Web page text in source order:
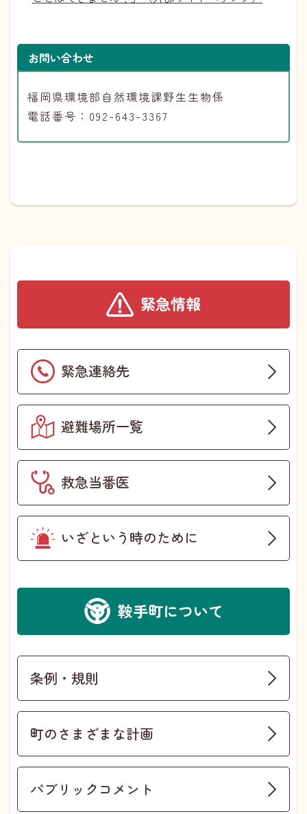
お問い合わせ
福岡県環境部自然環境課野生生物係
電話番号：092-643-3367
緊急情報
緊急連絡先
避難場所一覧
救急当番医
いざという時のために
鞍手町について
条例・規則
町のさまざまな計画
パブリックコメント